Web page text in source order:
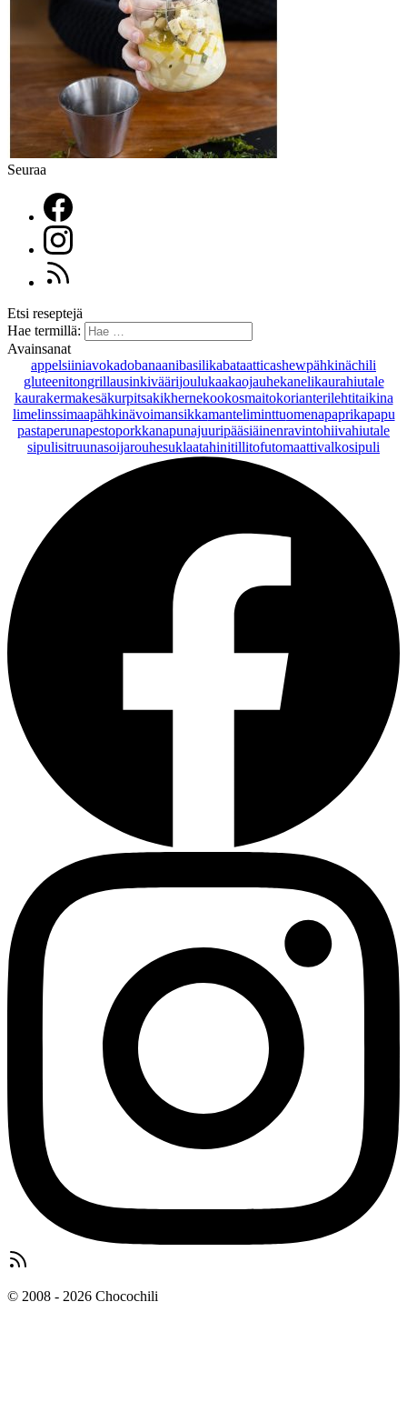
Seuraa
Etsi reseptejä
Hae termillä:
Avainsanat
appelsiiniavokadobanaanibasilikabataatticashewpähkinächili
gluteenitongrillausinkiväärijoulukaakaojauhekanelikaurahiutale
kaurakermakesäkurpitsakikhernekookosmaitokorianterilehtitaikina
limelinssimaapähkinävoimansikkamanteliminttuomenapaprikapapu
pastaperunapestoporkkanapunajuuripääsiäinenravintohiivahiutale
sipulisitruunasoijarouhesuklaatahinitillitofutomaattivalkosipuli
© 2008 - 2026 Chocochili